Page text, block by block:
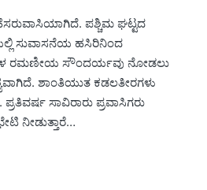
ಪಶ್ಚಿಮ ಘಟ್ಟದ
ಸುವಾಸನೆಯ ಹಸಿರಿನಿಂದ
ರಮಣೀಯ ಸೌಂದರ್ಯವು ನೋಡಲು
ಶಾಂತಿಯುತ ಕಡಲತೀರಗಳು
ಪ್ರತಿವರ್ಷ ಸಾವಿರಾರು ಪ್ರವಾಸಿಗರು
ನೀಡುತ್ತಾರೆ…